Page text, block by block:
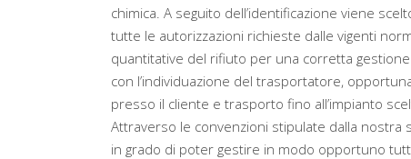
chimica. A seguito dell’identificazione viene
tutte le autorizzazioni richieste dalle vigenti
quantitative del rifiuto per una corretta
con l’individuazione del trasportatore,
presso il cliente e trasporto fino all’impianto
Attraverso le convenzioni stipulate dalla nostra
in grado di poter gestire in modo opportuno